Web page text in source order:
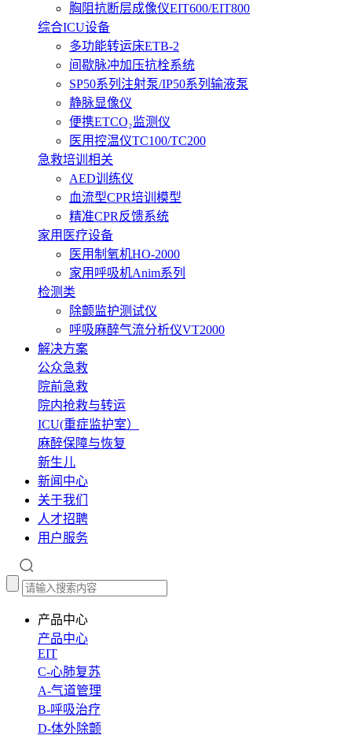
胸阻抗断层成像仪EIT600/EIT800
综合ICU设备
多功能转运床ETB-2
间歇脉冲加压抗栓系统
SP50系列注射泵/IP50系列输液泵
静脉显像仪
便携ETCO₂监测仪
医用控温仪TC100/TC200
急救培训相关
AED训练仪
血流型CPR培训模型
精准CPR反馈系统
家用医疗设备
医用制氧机HO-2000
家用呼吸机Anim系列
检测类
除颤监护测试仪
呼吸麻醉气流分析仪VT2000
解决方案
公众急救
院前急救
院内抢救与转运
ICU(重症监护室）
麻醉保障与恢复
新生儿
新闻中心
关于我们
人才招聘
用户服务
产品中心
产品中心
EIT
C-心肺复苏
A-气道管理
B-呼吸治疗
D-体外除颤